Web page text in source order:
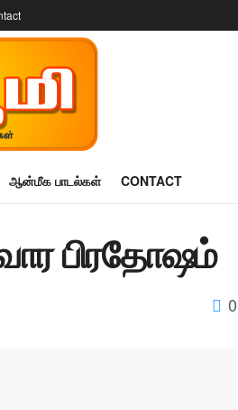
ஆன்மீக பாடல்கள் CONTACT
பிரதோஷம்
0